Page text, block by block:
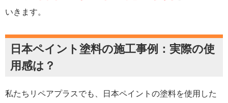
いきます。
日本ペイント塗料の施工事例：実際の使
用感は？
私たちリペアプラスでも、日本ペイントの塗料を使用した